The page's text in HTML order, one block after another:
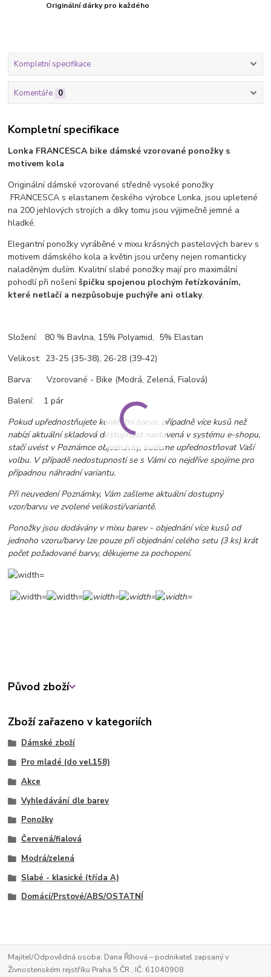
Originální dárky pro každého
Kompletní specifikace
Komentáře 0
Kompletní specifikace
Lonka FRANCESCA bike dámské vzorované ponožky s
motivem kola
Originální dámské vzorované středně vysoké ponožky
FRANCESCA s elastanem českého výrobce Lonka, jsou upletené
na 200 jehlových strojích a díky tomu jsou výjimečně jemné a
hladké.
Elegantní ponožky vyráběné v mixu krásných pastelových barev s
motivem dámského kola a květin jsou určeny nejen romanticky
naladěným duším. Kvalitní slabé ponožky mají pro maximální
pohodlí při nošeníšpičku spojenou plochým řetízkováním,
které netlačí a nezpůsobuje puchýře ani otlaky.
Složení: 80 % Bavlna, 15% Polyamid, 5% Elastan
Velikost: 23-25 (35-38), 26-28 (39-42)
Barva: Vzorované - Bike (Modrá, Zelená, Fialová)
Balení: 1 pár
Pokud upřednostňujete konkrétní barvu, případně více kusů než
nabízí aktuální skladová dostupnost nastavená v systému e-shopu,
stačí uvést v Poznámce objednávky, budeme upřednostňovat Vaší
volbu. V případě nedostupnosti se s Vámi co nejdříve spojíme pro
případnou náhradní variantu.
Při neuvedení Poznámky, Vám zašleme aktuální dostupný
vzor/barvu ve zvolené velikosti/variantě.
Ponožky jsou dodávány v mixu barev - objednání více kusů od
jednoho vzoru/barvy lze pouze při objednání celého setu (3 ks) krát
počet požadované barvy, děkujeme za pochopení.
Původ zboží
Zboží zařazeno v kategoriích
Dámské zboží
Pro mladé (do vel.158)
Akce
Vyhledávání dle barev
Ponožky
Červená/fialová
Modrá/zelená
Slabé - klasické (třída A)
Domácí/Prstové/ABS/OSTATNÍ
Majitel/Odpovědná osoba: Dana Říhová – podnikatel zapsaný v
Živnostenském rejstříku Praha 5 ČR , IČ: 61040908